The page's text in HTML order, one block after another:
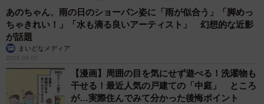
あのちゃん、雨の日のショーパン姿に「雨が似合う」「脚めっ
ちゃきれい！」「水も滴る良いアーティスト」 幻想的な近影
が話題
まいどなメディア
2026.08.07
【漫画】周囲の目を気にせず遊べる！洗濯物も
干せる！最近人気の戸建ての「中庭」 ところ
が…実際住んでみて分かった後悔ポイント